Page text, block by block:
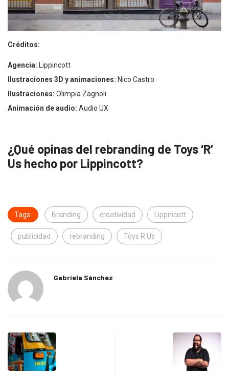
Créditos:
Agencia: Lippincott
Ilustraciones 3D y animaciones: Nico Castro
Ilustraciones: Olimpia Zagnoli
Animación de audio: Audio UX
¿Qué opinas del rebranding de Toys ‘R’
Us hecho por Lippincott?
Tags: Branding creatividad Lippincott
publicidad rebranding Toys R Us
Gabriela Sánchez